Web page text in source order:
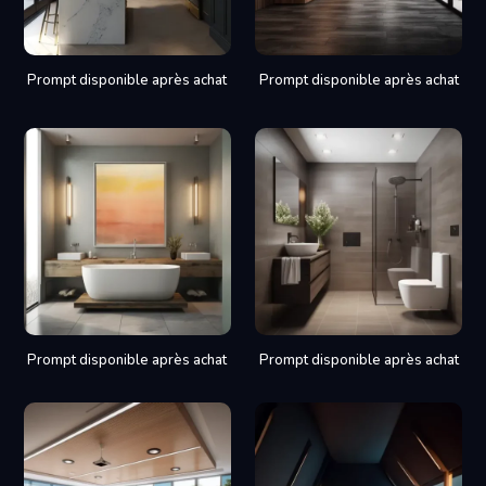
Prompt disponible après achat Prompt disponible après achat
Prompt disponible après achat Prompt disponible après achat